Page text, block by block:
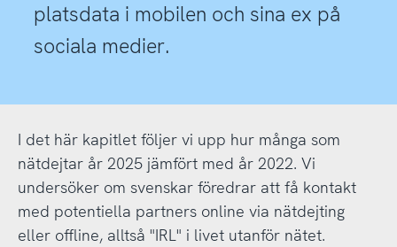
platsdata i mobilen och sina ex på
sociala medier.
I det här kapitlet följer vi upp hur många som
nätdejtar år 2025 jämfört med år 2022. Vi
undersöker om svenskar föredrar att få kontakt
med potentiella partners online via nätdejting
eller offline, alltså "IRL" i livet utanför nätet.